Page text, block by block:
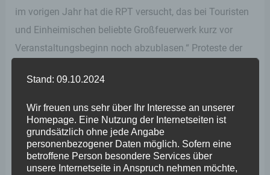
im vorigen Jahr hat die RPT versucht, das bei Touristen
und Einheimischen beliebte Großfeuerwerk kurz vor
Veranstaltungsbeginn noch abzublasen.“ Proteste der
Schifffahrtsunternehmen führten damals dazu, dass am
Ende doch noch einmal der „Rhein in Flammen“ stand.
Dank der Feuerwehren am Mittelrhein aber ohne
tatsächliche Flammen. „Doch nun verkündet die RPT
frech, man wolle sich komplett davon lösen“, kritisiert
Stand: 09.10.2024
Wir freuen uns sehr über Ihr Interesse an unserer
Homepage. Eine Nutzung der Internetseiten ist
grundsätzlich ohne jede Angabe
personenbezogener Daten möglich. Sofern eine
betroffene Person besondere Services über
unsere Internetseite in Anspruch nehmen möchte,